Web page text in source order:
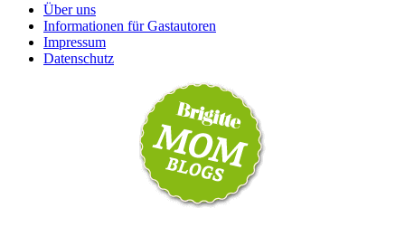
Über uns
Informationen für Gastautoren
Impressum
Datenschutz